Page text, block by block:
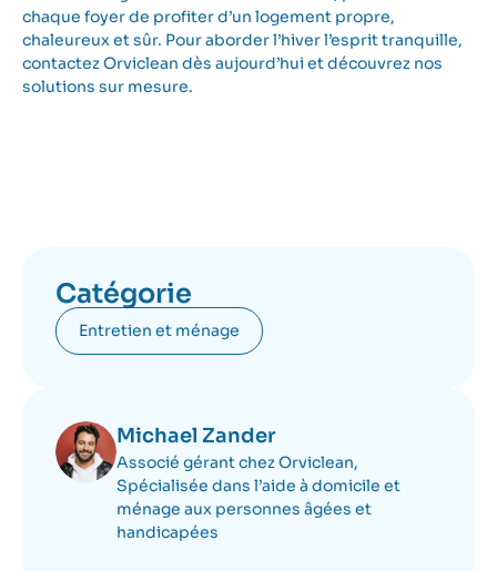
chaque foyer de profiter d’un logement propre,
chaleureux et sûr. Pour aborder l’hiver l’esprit tranquille,
contactez Orviclean dès aujourd’hui et découvrez nos
solutions sur mesure.
Catégorie
Entretien et ménage
Michael Zander
Associé gérant chez Orviclean,
Spécialisée dans l’aide à domicile et
ménage aux personnes âgées et
handicapées